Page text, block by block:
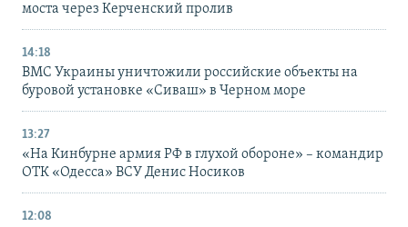
моста через Керченский пролив
14:18
ВМС Украины уничтожили российские объекты на
буровой установке «Сиваш» в Черном море
13:27
«На Кинбурне армия РФ в глухой обороне» – командир
ОТК «Одесса» ВСУ Денис Носиков
12:08